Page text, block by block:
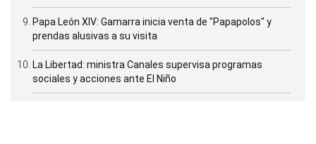
Papa León XIV: Gamarra inicia venta de "Papapolos" y
prendas alusivas a su visita
La Libertad: ministra Canales supervisa programas
sociales y acciones ante El Niño